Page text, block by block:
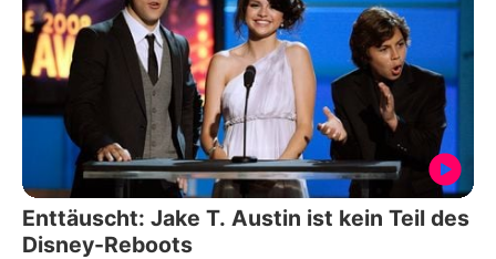
Enttäuscht: Jake T. Austin ist kein Teil des
Disney-Reboots